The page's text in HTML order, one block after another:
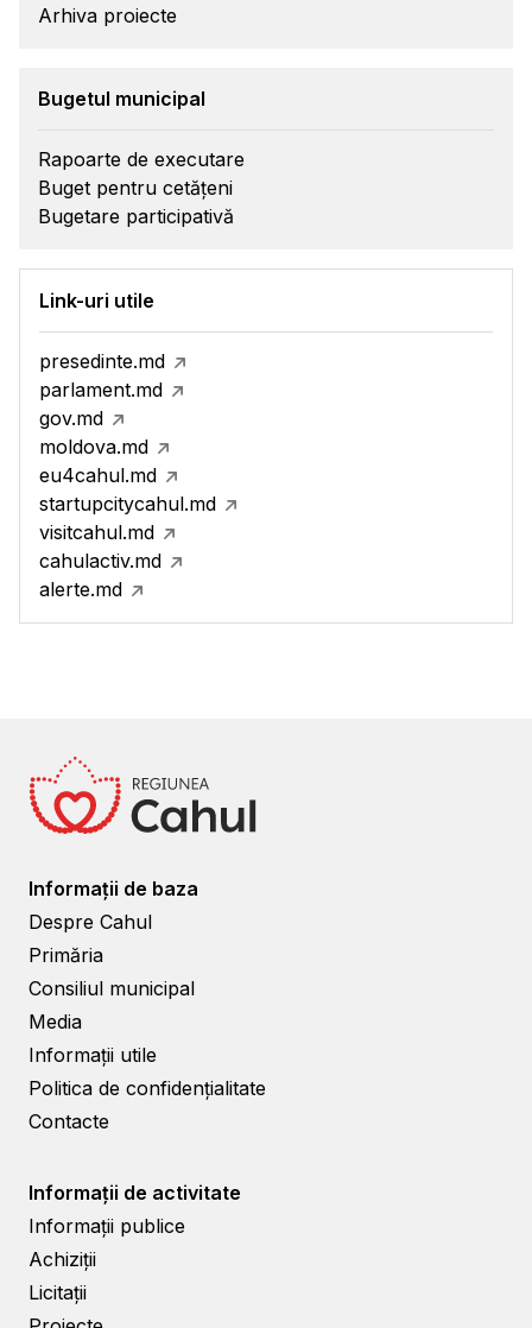
Arhiva proiecte
Bugetul municipal
Rapoarte de executare
Buget pentru cetățeni
Bugetare participativă
Link-uri utile
presedinte.md
parlament.md
gov.md
moldova.md
eu4cahul.md
startupcitycahul.md
visitcahul.md
cahulactiv.md
alerte.md
Informații de baza
Despre Cahul
Primăria
Consiliul municipal
Media
Informații utile
Politica de confidențialitate
Contacte
Informații de activitate
Informații publice
Achiziții
Licitații